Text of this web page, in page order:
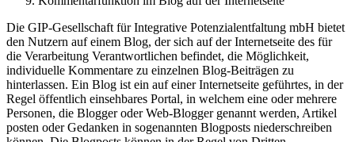
Die GIP-Gesellschaft für Integrative Potenzialentfaltung mbH bietet
den Nutzern auf einem Blog, der sich auf der Internetseite des für
die Verarbeitung Verantwortlichen befindet, die Möglichkeit,
individuelle Kommentare zu einzelnen Blog-Beiträgen zu
hinterlassen. Ein Blog ist ein auf einer Internetseite geführtes, in der
Regel öffentlich einsehbares Portal, in welchem eine oder mehrere
Personen, die Blogger oder Web-Blogger genannt werden, Artikel
posten oder Gedanken in sogenannten Blogposts niederschreiben